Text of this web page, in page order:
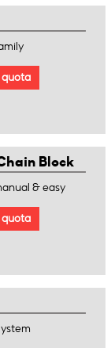
quota
Block
& easy
quota